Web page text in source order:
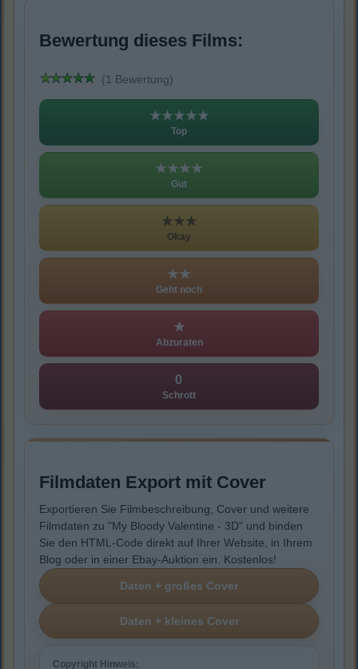
Bewertung dieses Films:
(1 Bewertung)
★★★★★
Top
★★★★
Gut
★★★
Okay
★★
Geht noch
★
Abzuraten
0
Schrott
Filmdaten Export mit Cover
Exportieren Sie Filmbeschreibung, Cover und weitere
Filmdaten zu "My Bloody Valentine - 3D" und binden
Sie den HTML-Code direkt auf Ihrer Website, in Ihrem
Blog oder in einer Ebay-Auktion ein. Kostenlos!
Copyright Hinweis: